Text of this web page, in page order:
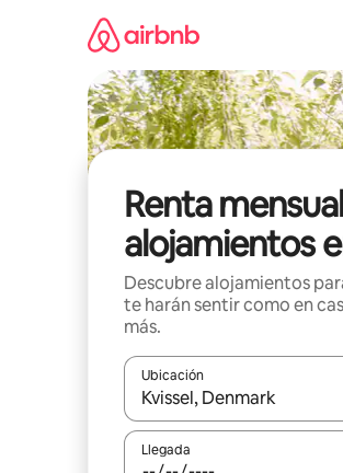
Renta
alojamientos
Descubre alojamientos
te harán sentir como en
más.
Ubicación
Cuando los resultados
Llegada